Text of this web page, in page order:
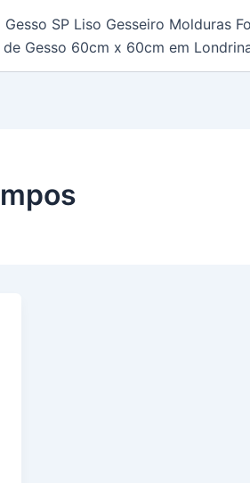
Gesso SP Liso Gesseiro Molduras
Gesso 60cm x 60cm em